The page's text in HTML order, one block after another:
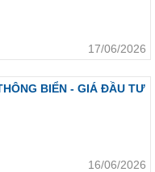
17/06/2026
BIỂN - GIÁ ĐẦU TƯ
16/06/2026